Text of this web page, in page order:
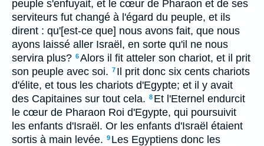
peuple s'enfuyait, et le cœur de Pharaon et de ses
serviteurs fut changé à l'égard du peuple, et ils
dirent : qu'[est-ce que] nous avons fait, que nous
ayons laissé aller Israël, en sorte qu'il ne nous
servira plus? 6Alors il fit atteler son chariot, et il prit
son peuple avec soi. 7 Il prit donc six cents chariots
d'élite, et tous les chariots d'Egypte; et il y avait
des Capitaines sur tout cela. 8 Et l'Eternel endurcit
le cœur de Pharaon Roi d'Egypte, qui poursuivit
les enfants d'Israël. Or les enfants d'Israël étaient
sortis à main levée. 9 Les Egyptiens donc les